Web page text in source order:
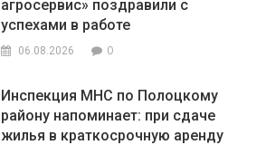
агросервис» поздравили с
успехами в работе
06.08.2026 0
Инспекция МНС по Полоцкому
району напоминает: при сдаче
жилья в краткосрочную аренду